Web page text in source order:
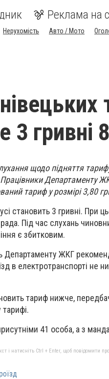
Реклама на
Нерухомість Авто / Мото
гривні
щодо підняття
Департаменту
тариф у розмірі 3,80
становить 3 гривні. При
Під час слухань
є збитковим.
Департаменту ЖКГ
в електротранспорті не
тариф нижче,
тарифі.
41 особа, а з
і натисніть Ctrl + Enter, щоб повідомити